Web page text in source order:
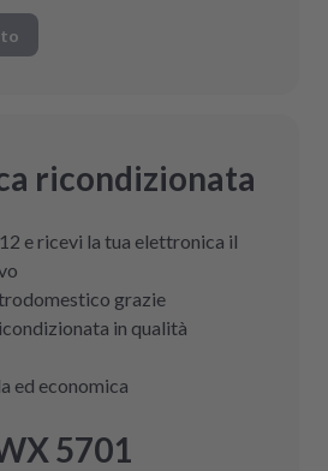
ricondizionata
e ricevi la tua elettronica il
grazie
in qualità
ed economica
5701